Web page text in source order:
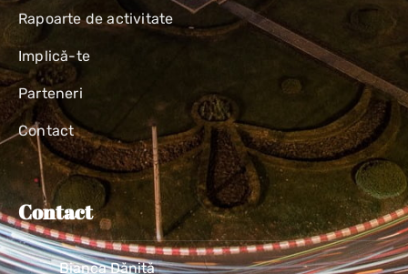
Rapoarte de activitate
Implică-te
Parteneri
Contact
Contact
Bianca Dăniță